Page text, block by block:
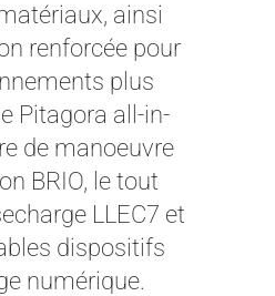
ainsi
renforcée pour
plus
Pitagora all-in-
de manoeuvre
BRIO, le tout
LLEC7 et
dispositifs
numérique.